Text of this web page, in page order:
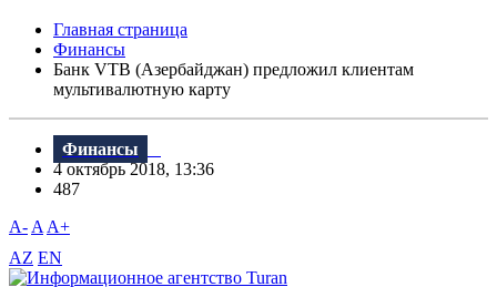
Главная страница
Финансы
Банк VTB (Азербайджан) предложил клиентам
мультивалютную карту
Финансы
4 октябрь 2018, 13:36
487
A- A A+
AZ EN